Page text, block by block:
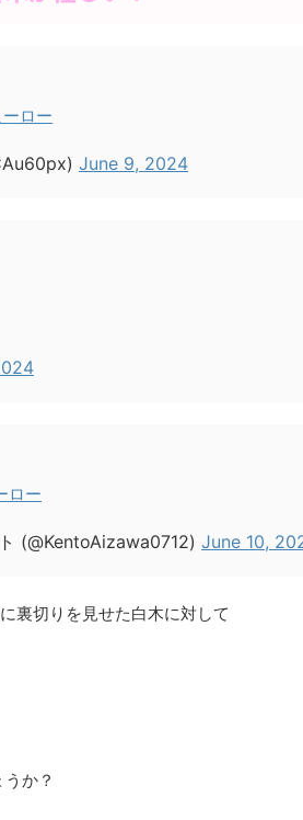
ロー
June 9, 2024
ロー
(@KentoAizawa0712) June 10,
裏切りを見せた白木に対して
か？